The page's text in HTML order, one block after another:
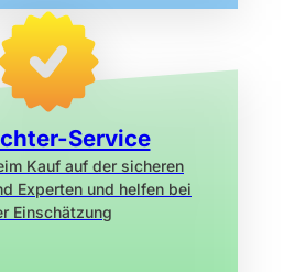
Service
Kauf auf der sicheren
Experten und helfen bei
Einschätzung